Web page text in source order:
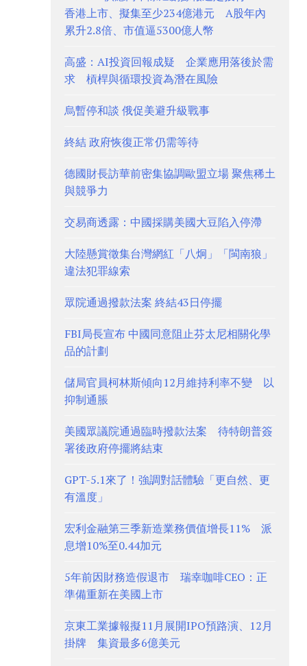
香港上市、擬集至少234億港元 A股年內
累升2.8倍、市值逼5300億人幣
高盛：AI投資回報成疑 企業應用落後於需
求 槓桿與循環投資為潛在風險
烏暫停和談 俄促美避升級戰事
終結 政府恢復正常仍需等待
德國財長訪華前密集協調歐盟立場 聚焦稀土
與競爭力
交易商透露：中國採購美國大豆陷入停滯
大陸懸賞徵集台灣網紅「八炯」「閩南狼」
違法犯罪線索
眾院通過撥款法案 終結43日停擺
FBI局長宣布 中國同意阻止芬太尼相關化學
品的計劃
儲局官員柯林斯傾向12月維持利率不變 以
抑制通脹
美國眾議院通過臨時撥款法案 待特朗普簽
署後政府停擺將結束
GPT-5.1來了！強調對話體驗「更自然、更
有溫度」
宏利金融第三季新造業務價值增長11% 派
息增10%至0.44加元
5年前因財務造假退市 瑞幸咖啡CEO：正
準備重新在美國上市
京東工業據報擬11月展開IPO預路演、12月
掛牌 集資最多6億美元